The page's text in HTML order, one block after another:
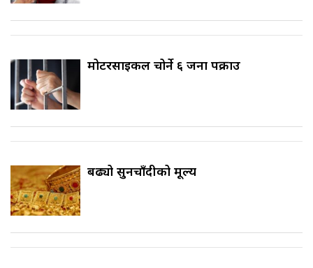
मोटरसाइकल चोर्ने ६ जना पक्राउ
बढ्यो सुनचाँदीको मूल्य